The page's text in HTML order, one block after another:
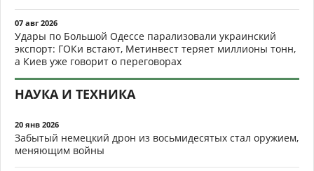
07 авг 2026
Удары по Большой Одессе парализовали украинский
экспорт: ГОКи встают, Метинвест теряет миллионы тонн,
а Киев уже говорит о переговорах
НАУКА И ТЕХНИКА
20 янв 2026
Забытый немецкий дрон из восьмидесятых стал оружием,
меняющим войны